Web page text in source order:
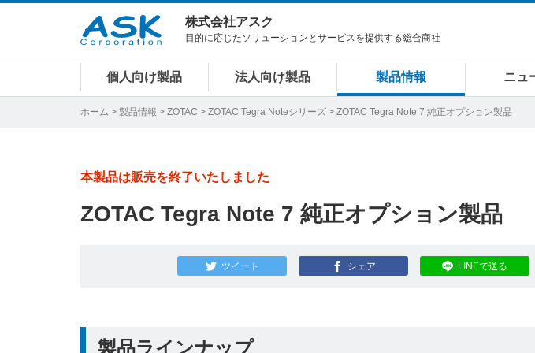
株式会社アスク
目的に応じたソリューションとサービスを提供する総合商社
個人向け製品 法人向け製品 製品情報 ニュ
ホーム > 製品情報 > ZOTAC > ZOTAC Tegra Noteシリーズ > ZOTAC Tegra Note 7 純正オプション製品
本製品は販売を終了いたしました
ZOTAC Tegra Note 7 純正オプション製品
ツイート シェア LINEで送る
製品ラインナップ